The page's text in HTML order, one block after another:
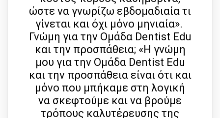
ώστε να γνωρίζω εβδομαδιαία τι
γίνεται και όχι μόνο μηνιαία».
Γνώμη για την Ομάδα Dentist Edu
και την προσπάθεια; «Η γνώμη
μου για την Ομάδα Dentist Edu
και την προσπάθεια είναι ότι και
μόνο που μπήκαμε στη λογική
να σκεφτούμε και να βρούμε
τρόπους καλυτέρευσης της